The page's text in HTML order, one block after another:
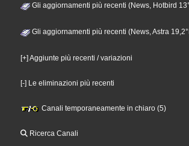
Gli aggiornamenti più recenti (News, Hotbird
Gli aggiornamenti più recenti (News, Astra
[+] Aggiunte più recenti / variazioni
[-] Le eliminazioni più recenti
Canali temporaneamente in chiaro (5)
Ricerca Canali